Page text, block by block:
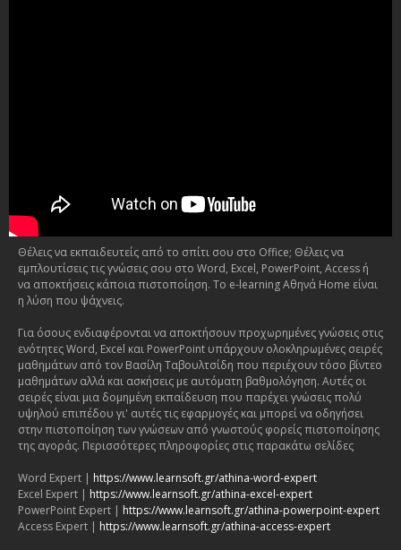
Θέλεις να εκπαιδευτείς από το σπίτι σου στο Office; Θέλεις να
εμπλουτίσεις τις γνώσεις σου στο Word, Excel, PowerPoint, Access ή
να αποκτήσεις κάποια πιστοποίηση. Το e-learning Αθηνά Home είναι
η λύση που ψάχνεις.
Για όσους ενδιαφέρονται να αποκτήσουν προχωρημένες γνώσεις στις
ενότητες Word, Excel και PowerPoint υπάρχουν ολοκληρωμένες σειρές
μαθημάτων από τον Βασίλη Ταβουλτσίδη που περιέχουν τόσο βίντεο
μαθημάτων αλλά και ασκήσεις με αυτόματη βαθμολόγηση. Αυτές οι
σειρές είναι μια δομημένη εκπαίδευση που παρέχει γνώσεις πολύ
υψηλού επιπέδου γι' αυτές τις εφαρμογές και μπορεί να οδηγήσει
στην πιστοποίηση των γνώσεων από γνωστούς φορείς πιστοποίησης
της αγοράς. Περισσότερες πληροφορίες στις παρακάτω σελίδες
Word Expert | https://www.learnsoft.gr/athina-word-expert
Excel Expert | https://www.learnsoft.gr/athina-excel-expert
PowerPoint Expert | https://www.learnsoft.gr/athina-powerpoint-expert
Access Expert | https://www.learnsoft.gr/athina-access-expert